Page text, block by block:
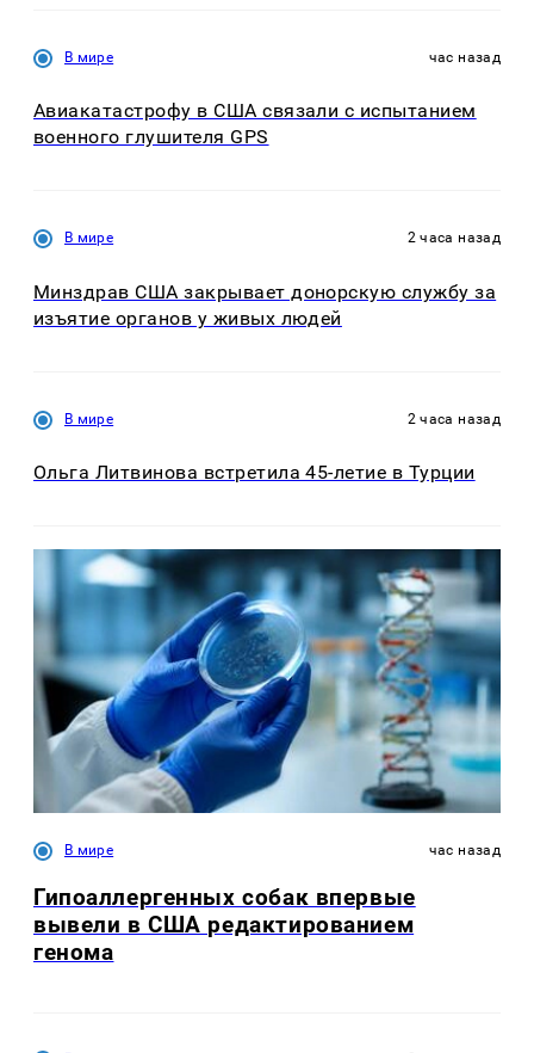
В мире час назад
Авиакатастрофу в США связали с испытанием
военного глушителя GPS
В мире 2 часа назад
Минздрав США закрывает донорскую службу за
изъятие органов у живых людей
В мире 2 часа назад
Ольга Литвинова встретила 45-летие в Турции
В мире час назад
Гипоаллергенных собак впервые
вывели в США редактированием
генома